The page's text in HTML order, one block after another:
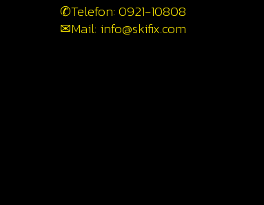
✆Telefon: 0921-10808
✉Mail: info@skifix.com